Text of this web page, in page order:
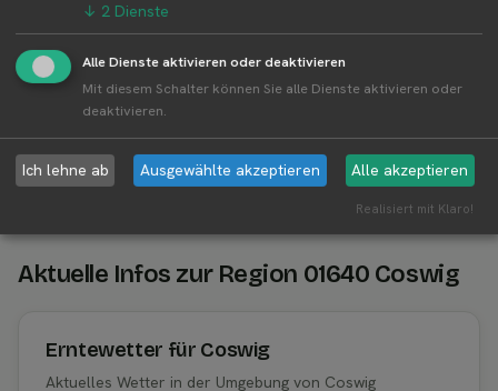
Alle Standorte von Obstbau Michael Görnitz↗
Kompakte Übersicht aller Standorte inkl.
Karte und als Liste amzeigen.
Aktuelle Infos zur Region 01640 Coswig
Erntewetter für Coswig
Aktuelles Wetter in der Umgebung von Coswig
↓ 2 Dienste
Alle Dienste aktivieren oder deaktivieren
Mit diesem Schalter können Sie alle Dienste aktivieren oder
deaktivieren.
Ich lehne ab Ausgewählte akzeptieren Alle akzeptieren
Realisiert mit Klaro!